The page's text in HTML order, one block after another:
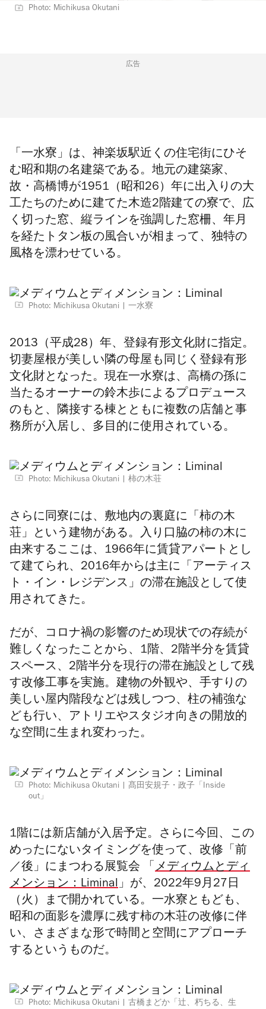
Photo: Michikusa Okutani
広告
「一水寮」は、神楽坂駅近くの住宅街にひそ
む昭和期の名建築である。地元の建築家、
故・高橋博が1951（昭和26）年に出入りの大
工たちのために建てた木造2階建ての寮で、広
く切った窓、縦ラインを強調した窓柵、年月
を経たトタン板の風合いが相まって、独特の
風格を漂わせている。
Photo: Michikusa Okutani 一水寮
2013（平成28）年、登録有形文化財に指定。
切妻屋根が美しい隣の母屋も同じく登録有形
文化財となった。現在一水寮は、高橋の孫に
当たるオーナーの鈴木歩によるプロデュース
のもと、隣接する棟とともに複数の店舗と事
務所が入居し、多目的に使用されている。
Photo: Michikusa Okutani 柿の木荘
さらに同寮には、敷地内の裏庭に「柿の木
荘」という建物がある。入り口脇の柿の木に
由来するここは、1966年に賃貸アパートとし
て建てられ、2016年からは主に「アーティス
ト・イン・レジデンス」の滞在施設として使
用されてきた。
だが、コロナ禍の影響のため現状での存続が
難しくなったことから、1階、2階半分を賃貸
スペース、2階半分を現行の滞在施設として残
す改修工事を実施。建物の外観や、手すりの
美しい屋内階段などは残しつつ、柱の補強な
ども行い、アトリエやスタジオ向きの開放的
な空間に生まれ変わった。
Photo: Michikusa Okutani
髙田安規子・政子「Inside
out」
1階には新店舗が入居予定。さらに今回、この
めったにないタイミングを使って、改修「前
／後」にまつわる展覧会 「 メディウムとディ
メンション：Liminal」が、2022年9月27日
（火）まで開かれている。一水寮ともども、
昭和の面影を濃厚に残す柿の木荘の改修に伴
い、さまざまな形で時間と空間にアプローチ
するというものだ。
Photo: Michikusa Okutani 古橋まどか「辻、朽ちる、生